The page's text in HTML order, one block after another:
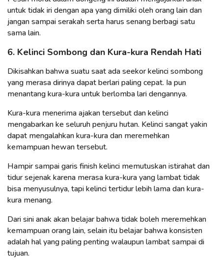
untuk tidak iri dengan apa yang dimiliki oleh orang lain dan
jangan sampai serakah serta harus senang berbagi satu
sama lain.
6. Kelinci Sombong dan Kura-kura Rendah Hati
Dikisahkan bahwa suatu saat ada seekor kelinci sombong
yang merasa dirinya dapat berlari paling cepat. Ia pun
menantang kura-kura untuk berlomba lari dengannya.
Kura-kura menerima ajakan tersebut dan kelinci
mengabarkan ke seluruh penjuru hutan. Kelinci sangat yakin
dapat mengalahkan kura-kura dan meremehkan
kemampuan hewan tersebut.
Hampir sampai garis finish kelinci memutuskan istirahat dan
tidur sejenak karena merasa kura-kura yang lambat tidak
bisa menyusulnya, tapi kelinci tertidur lebih lama dan kura-
kura menang.
Dari sini anak akan belajar bahwa tidak boleh meremehkan
kemampuan orang lain, selain itu belajar bahwa konsisten
adalah hal yang paling penting walaupun lambat sampai di
tujuan.